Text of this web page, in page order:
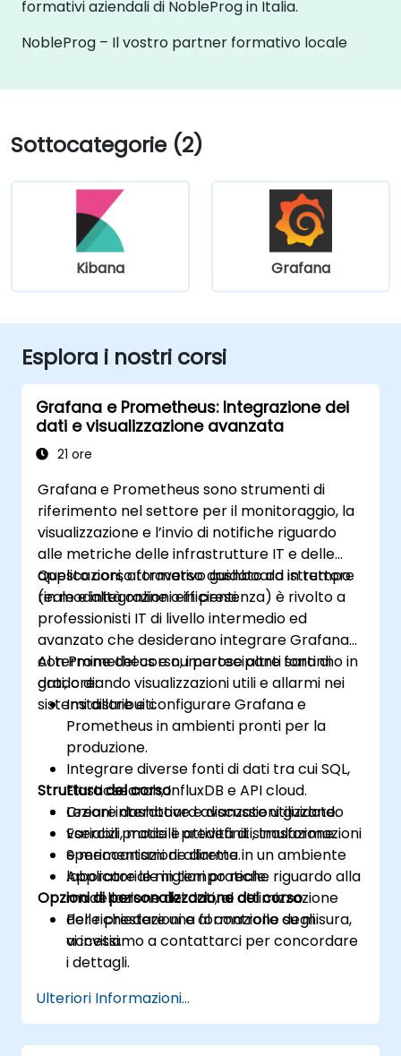
formativi aziendali di NobleProg in Italia.
NobleProg – Il vostro partner formativo locale
Sottocategorie (2)
Kibana Grafana
Esplora i nostri corsi
Grafana e Prometheus: Integrazione dei
dati e visualizzazione avanzata
21 ore
Grafana e Prometheus sono strumenti di
riferimento nel settore per il monitoraggio, la
visualizzazione e l’invio di notifiche riguardo
alle metriche delle infrastrutture IT e delle
applicazioni, attraverso dashboard in tempo
reale e integrazioni efficienti.
Questo corso formativo guidato da istruttore
(in modalità online o in presenza) è rivolto a
professionisti IT di livello intermedio ed
avanzato che desiderano integrare Grafana
con Prometheus e numerose altre fonti di
dati, creando visualizzazioni utili e allarmi nei
sistemi distribuiti.
Al termine del corso, i partecipanti saranno in
grado di:
Installare e configurare Grafana e
Prometheus in ambienti pronti per la
produzione.
Integrare diverse fonti di dati tra cui SQL,
Elasticsearch, InfluxDB e API cloud.
Creare dashboard avanzate utilizzando
variabili, modelli predefiniti, trasformazioni
e meccanismi di allarme.
Applicare le migliori pratiche riguardo alla
modellazione dei dati, al ottimizzazione
delle prestazioni e al controllo degli
accessi.
Struttura del corso
Lezioni interattive e discussioni guidate.
Esercizi pratici e attività di simulazione.
Sperimentazione diretta in un ambiente
laboratoriale in tempo reale.
Opzioni di personalizzazione del corso
Per richiedere una formazione su misura,
vi invitiamo a contattarci per concordare
i dettagli.
Ulteriori Informazioni...